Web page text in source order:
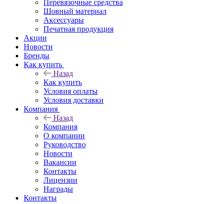
Перевязочные средства
Шовный материал
Аксессуары
Печатная продукция
Акции
Новости
Бренды
Как купить
Назад
Как купить
Условия оплаты
Условия доставки
Компания
Назад
Компания
О компании
Руководство
Новости
Вакансии
Контакты
Лицензии
Награды
Контакты